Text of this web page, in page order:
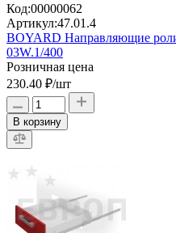
Код:00000062
Артикул:47.01.4
BOYARD Направляющие
03W.1/400
Розничная цена
230.40 ₽/шт
В корзину